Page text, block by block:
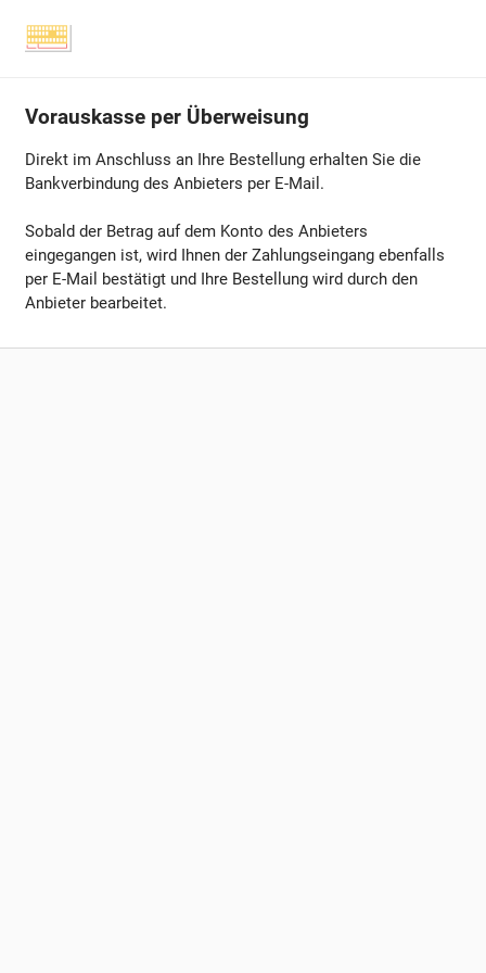
Vorauskasse per Überweisung
Direkt im Anschluss an Ihre Bestellung erhalten Sie die
Bankverbindung des Anbieters per E-Mail.
Sobald der Betrag auf dem Konto des Anbieters
eingegangen ist, wird Ihnen der Zahlungseingang ebenfalls
per E-Mail bestätigt und Ihre Bestellung wird durch den
Anbieter bearbeitet.